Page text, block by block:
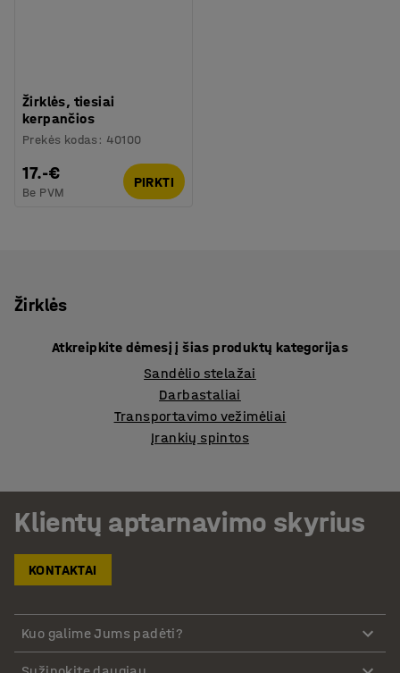
Žirklės, tiesiai
kerpančios
Prekės kodas : 40100
17.-€
Be PVM
PIRKTI
Žirklės
Atkreipkite dėmesį į šias produktų kategorijas
Sandėlio stelažai
Darbastaliai
Transportavimo vežimėliai
Įrankių spintos
Klientų aptarnavimo skyrius
KONTAKTAI
Kuo galime Jums padėti?